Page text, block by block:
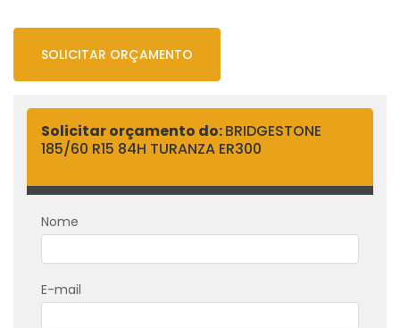
SOLICITAR ORÇAMENTO
Solicitar orçamento do:BRIDGESTONE
185/60 R15 84H TURANZA ER300
Nome
E-mail